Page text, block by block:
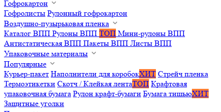
Гофрокартон
Гофролисты Рулонный гофрокартон
Воздушно-пузырьковая пленка
Каталог ВПП Рулоны ВПП ТОП Мини-рулоны ВПП
Антистатическая ВПП Пакеты ВПП Листы ВПП
Упаковочные материалы
Популярные
Курьер-пакет Наполнители для коробокХИТ Стрейч пленка
Термоэтикетки Скотч / Клейкая лентаТОП Крафтовая
упаковочная бумага Рулон крафт-бумаги Бумага тишьюХИТ
Защитные уголки